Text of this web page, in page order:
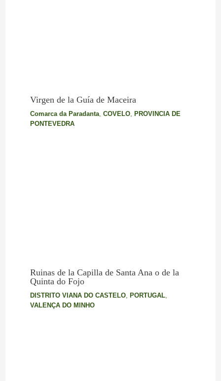
Virgen de la Guía de Maceira
Comarca da Paradanta, COVELO, PROVINCIA DE
PONTEVEDRA
Ruinas de la Capilla de Santa Ana o de la
Quinta do Fojo
DISTRITO VIANA DO CASTELO, PORTUGAL,
VALENÇA DO MINHO